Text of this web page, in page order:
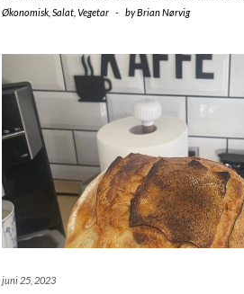
Økonomisk, Salat, Vegetar - byBrian Nørvig
juni 25, 2023